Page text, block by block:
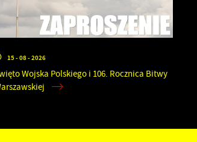
15 - 08 - 2026
Wojska Polskiego i 106. Rocznica Bitwy